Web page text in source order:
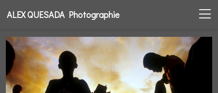
ALEX QUESADA Photographie